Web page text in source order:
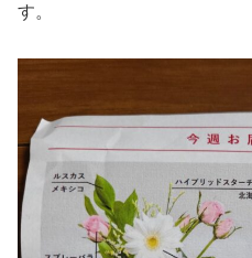
す。